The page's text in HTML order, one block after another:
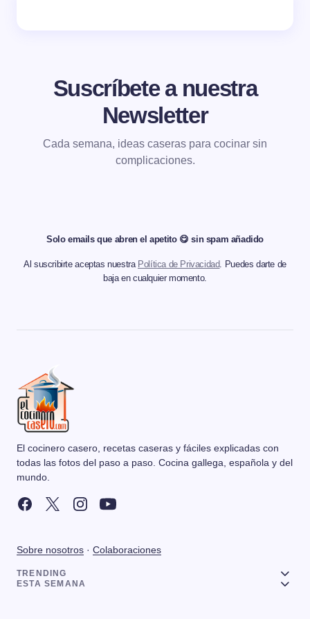
Suscríbete a nuestra
Newsletter
Cada semana, ideas caseras para cocinar sin
complicaciones.
Solo emails que abren el apetito 😋 sin spam añadido
Al suscribirte aceptas nuestra Política de Privacidad. Puedes darte de
baja en cualquier momento.
El cocinero casero, recetas caseras y fáciles explicadas con
todas las fotos del paso a paso. Cocina gallega, española y del
mundo.
Sobre nosotros · Colaboraciones
TRENDING
ESTA SEMANA